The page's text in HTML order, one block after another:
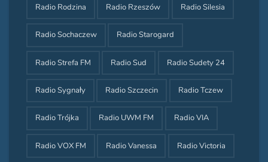
Radio Rodzina Radio Rzeszów Radio Silesia
Radio Sochaczew Radio Starogard
Radio Strefa FM Radio Sud Radio Sudety 24
Radio Sygnały Radio Szczecin Radio Tczew
Radio Trójka Radio UWM FM Radio VIA
Radio VOX FM Radio Vanessa Radio Victoria